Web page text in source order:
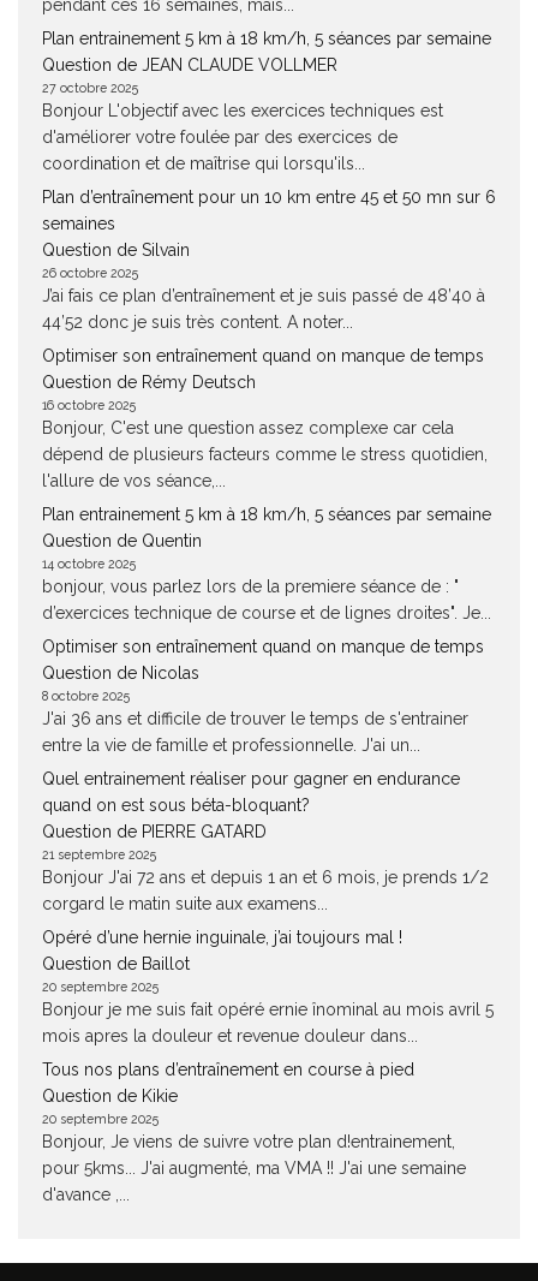
pendant ces 16 semaines, mais...
Plan entrainement 5 km à 18 km/h, 5 séances par semaine
Question de JEAN CLAUDE VOLLMER
27 octobre 2025
Bonjour L'objectif avec les exercices techniques est
d'améliorer votre foulée par des exercices de
coordination et de maîtrise qui lorsqu'ils...
Plan d’entraînement pour un 10 km entre 45 et 50 mn sur 6
semaines
Question de Silvain
26 octobre 2025
J’ai fais ce plan d’entraînement et je suis passé de 48’40 à
44’52 donc je suis très content. A noter...
Optimiser son entraînement quand on manque de temps
Question de Rémy Deutsch
16 octobre 2025
Bonjour, C'est une question assez complexe car cela
dépend de plusieurs facteurs comme le stress quotidien,
l'allure de vos séance,...
Plan entrainement 5 km à 18 km/h, 5 séances par semaine
Question de Quentin
14 octobre 2025
bonjour, vous parlez lors de la premiere séance de : "
d’exercices technique de course et de lignes droites". Je...
Optimiser son entraînement quand on manque de temps
Question de Nicolas
8 octobre 2025
J'ai 36 ans et difficile de trouver le temps de s'entrainer
entre la vie de famille et professionnelle. J'ai un...
Quel entrainement réaliser pour gagner en endurance
quand on est sous béta-bloquant?
Question de PIERRE GATARD
21 septembre 2025
Bonjour J'ai 72 ans et depuis 1 an et 6 mois, je prends 1/2
corgard le matin suite aux examens...
Opéré d’une hernie inguinale, j’ai toujours mal !
Question de Baillot
20 septembre 2025
Bonjour je me suis fait opéré ernie înominal au mois avril 5
mois apres la douleur et revenue douleur dans...
Tous nos plans d’entraînement en course à pied
Question de Kikie
20 septembre 2025
Bonjour, Je viens de suivre votre plan d!entrainement,
pour 5kms... J'ai augmenté, ma VMA !! J'ai une semaine
d'avance ,...